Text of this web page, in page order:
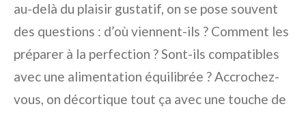
au-delà du plaisir gustatif, on se pose souvent
des questions : d’où viennent-ils ? Comment les
préparer à la perfection ? Sont-ils compatibles
avec une alimentation équilibrée ? Accrochez-
vous, on décortique tout ça avec une touche de